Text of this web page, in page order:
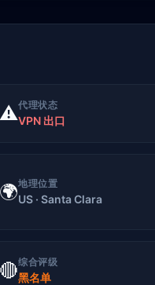
⚠️代理状态
VPN 出口
🌍地理位置
US · Santa Clara
🔴综合评级
黑名单